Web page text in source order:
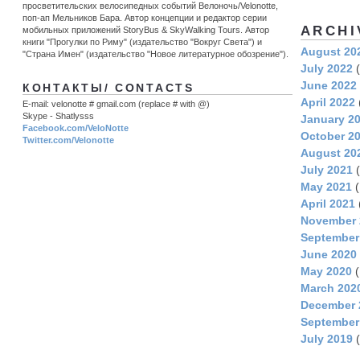
просветительских велосипедных событий Велоночь/Velonotte,
поп-ап Мельников Бара. Автор концепции и редактор серии
мобильных приложений StoryBus & SkyWalking Tours. Автор
книги "Прогулки по Риму" (издательство "Вокруг Света") и
"Страна Имен" (издательство "Новое литературное обозрение").
КОНТАКТЫ/ CONTACTS
E-mail: velonotte # gmail.com (replace # with @)
Skype - Shatlysss
Facebook.com/VeloNotte
Twitter.com/Velonotte
August
July 2022
June 2022
April 2022
January
October
August
July 2021
May 2021
April 2021
November
June 2020
May 2020
March
December
July 2019